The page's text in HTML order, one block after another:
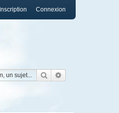
Connexion
Inscription
Rechercher